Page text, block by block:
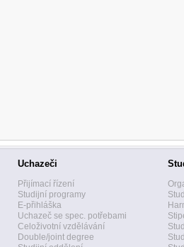
Uchazeči
Přijímací řízení
Studijní programy
E-přihláška
Uchazeč se spec. potřebami
Celoživotní vzdělávání
Double/joint degree